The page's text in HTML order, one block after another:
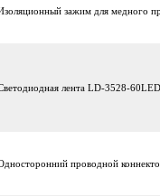
зажим для медного
лента LD-3528-
проводной